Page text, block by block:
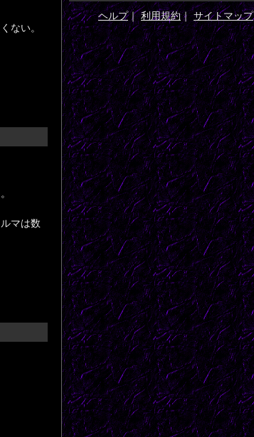
ない。
マは数
ヘルプ｜ 利用規約｜サイトマップ